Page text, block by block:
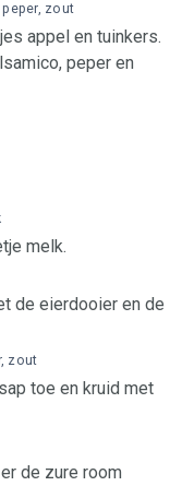
appel en tuinkers.
peper en
zout
melk.
de eierdooier en de
toe en kruid met
zout
de zure room